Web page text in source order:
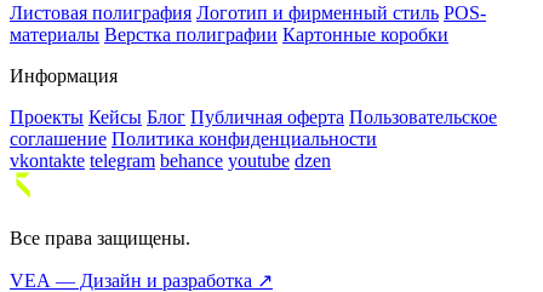
Листовая полиграфия Логотип и фирменный стиль POS-
материалы Верстка полиграфии Картонные коробки
Информация
Проекты Кейсы Блог Публичная оферта Пользовательское
соглашение Политика конфиденциальности
vkontakte telegram behance youtube dzen
Все права защищены.
VEA — Дизайн и разработка ↗